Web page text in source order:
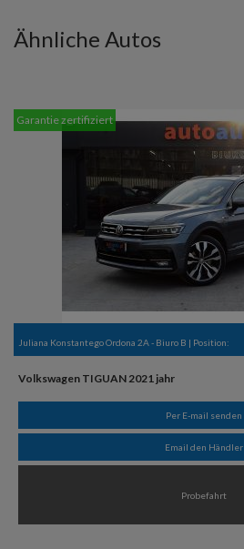
Ähnliche Autos
Garantie zertifiziert
Juliana Konstantego Ordona 2A - Biuro B | Position:
Volkswagen TIGUAN 2021 jahr
Per E-mail senden
Email den Händler
Probefahrt